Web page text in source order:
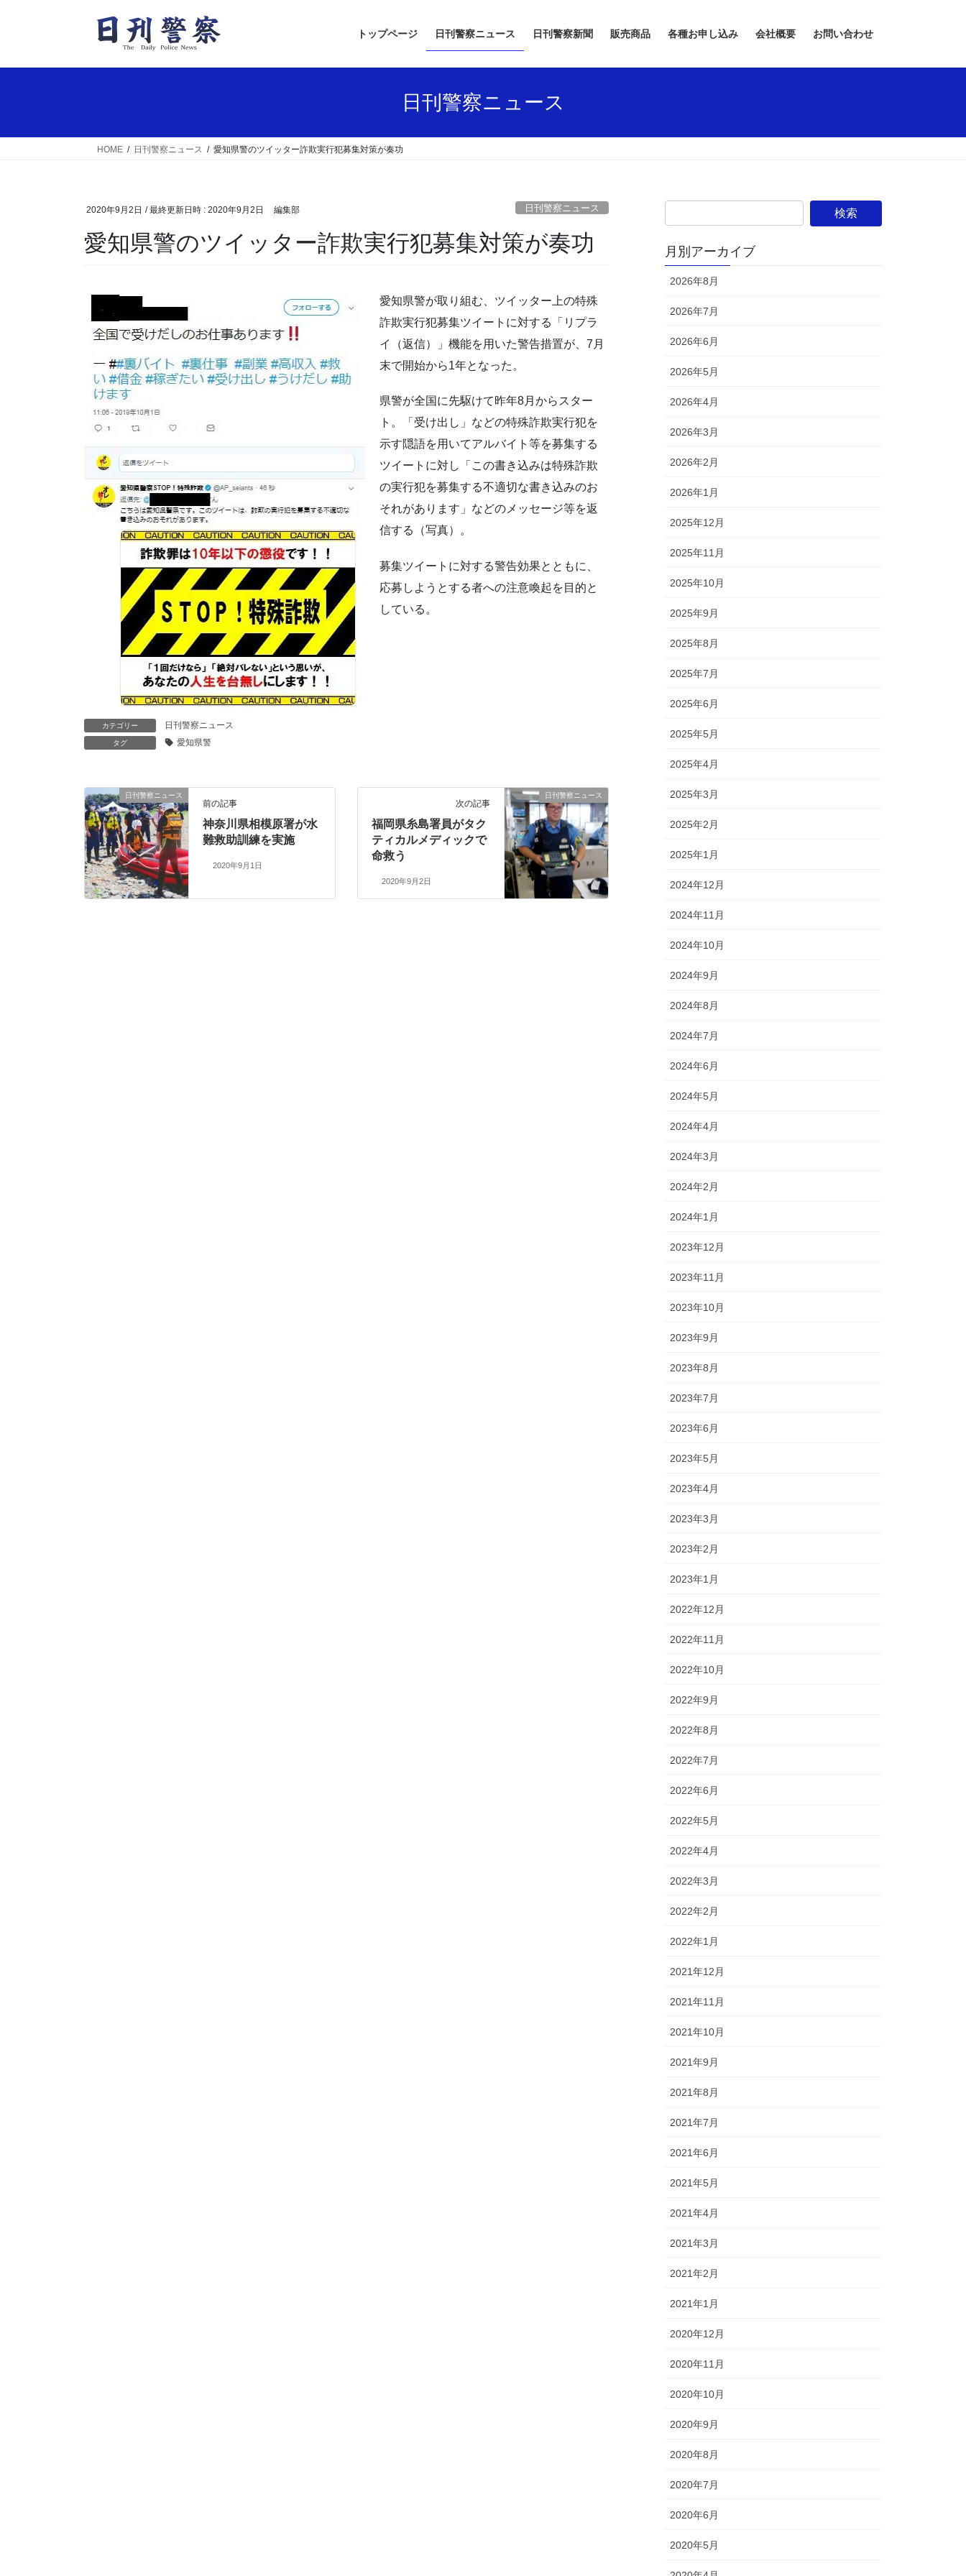
トップページ 日刊警察ニュース 日刊警察新聞 販売商品 各種お申し込み 会社概要 お問い合わせ
日刊警察ニュース
HOME 日刊警察ニュース 愛知県警のツイッター詐欺実行犯募集対策が奏功
2020年9月2日 / 最終更新日時 : 2020年9月2日 編集部 日刊警察ニュース
愛知県警のツイッター詐欺実行犯募集対策が奏功
愛知県警が取り組む、ツイッター上の特殊
詐欺実行犯募集ツイートに対する「リプラ
イ（返信）」機能を用いた警告措置が、7月
末で開始から1年となった。
県警が全国に先駆けて昨年8月からスター
ト。「受け出し」などの特殊詐欺実行犯を
示す隠語を用いてアルバイト等を募集する
ツイートに対し「この書き込みは特殊詐欺
の実行犯を募集する不適切な書き込みのお
それがあります」などのメッセージ等を返
信する（写真）。
募集ツイートに対する警告効果とともに、
応募しようとする者への注意喚起を目的と
している。
カテゴリー 日刊警察ニュース
タグ 愛知県警
日刊警察ニュース
前の記事
神奈川県相模原署が水
難救助訓練を実施
2020年9月1日
日刊警察ニュース
次の記事
福岡県糸島署員がタク
ティカルメディックで
命救う
2020年9月2日
月別アーカイブ
2026年8月
2026年7月
2026年6月
2026年5月
2026年4月
2026年3月
2026年2月
2026年1月
2025年12月
2025年11月
2025年10月
2025年9月
2025年8月
2025年7月
2025年6月
2025年5月
2025年4月
2025年3月
2025年2月
2025年1月
2024年12月
2024年11月
2024年10月
2024年9月
2024年8月
2024年7月
2024年6月
2024年5月
2024年4月
2024年3月
2024年2月
2024年1月
2023年12月
2023年11月
2023年10月
2023年9月
2023年8月
2023年7月
2023年6月
2023年5月
2023年4月
2023年3月
2023年2月
2023年1月
2022年12月
2022年11月
2022年10月
2022年9月
2022年8月
2022年7月
2022年6月
2022年5月
2022年4月
2022年3月
2022年2月
2022年1月
2021年12月
2021年11月
2021年10月
2021年9月
2021年8月
2021年7月
2021年6月
2021年5月
2021年4月
2021年3月
2021年2月
2021年1月
2020年12月
2020年11月
2020年10月
2020年9月
2020年8月
2020年7月
2020年6月
2020年5月